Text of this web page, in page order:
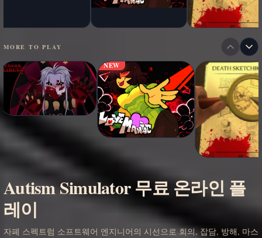
MORE TO PLAY
NEW
Autism Simulator 무료 온라인 플
레이
자폐 스펙트럼 소프트웨어 엔지니어의 시선으로 회의, 잡담, 방해, 마스